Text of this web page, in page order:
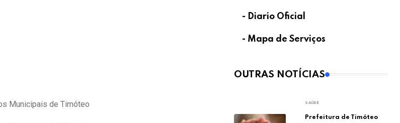
Municipais de Timóteo
- Diario Oficial
- Mapa de Serviços
OUTRAS NOTÍCIAS
SAÚDE
Prefeitura de Timóteo